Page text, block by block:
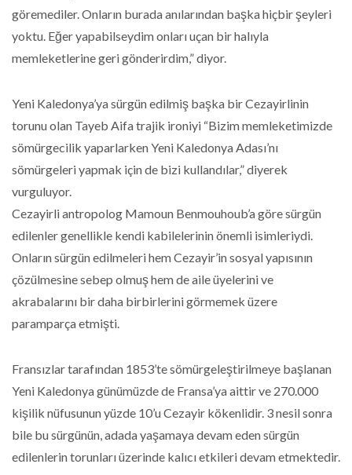
göremediler. Onların burada anılarından başka hiçbir şeyleri
yoktu. Eğer yapabilseydim onları uçan bir halıyla
memleketlerine geri gönderirdim,” diyor.
Yeni Kaledonya’ya sürgün edilmiş başka bir Cezayirlinin
torunu olan Tayeb Aifa trajik ironiyi “Bizim memleketimizde
sömürgecilik yaparlarken Yeni Kaledonya Adası’nı
sömürgeleri yapmak için de bizi kullandılar,” diyerek
vurguluyor.
Cezayirli antropolog Mamoun Benmouhoub’a göre sürgün
edilenler genellikle kendi kabilelerinin önemli isimleriydi.
Onların sürgün edilmeleri hem Cezayir’in sosyal yapısının
çözülmesine sebep olmuş hem de aile üyelerini ve
akrabalarını bir daha birbirlerini görmemek üzere
paramparça etmişti.
Fransızlar tarafından 1853’te sömürgeleştirilmeye başlanan
Yeni Kaledonya günümüzde de Fransa’ya aittir ve 270.000
kişilik nüfusunun yüzde 10’u Cezayir kökenlidir. 3 nesil sonra
bile bu sürgünün, adada yaşamaya devam eden sürgün
edilenlerin torunları üzerinde kalıcı etkileri devam etmektedir.